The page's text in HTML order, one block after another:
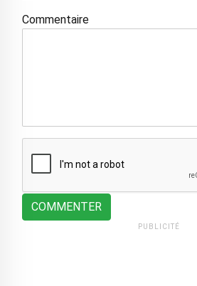
Commentaire
COMMENTER
PUBLICITÉ